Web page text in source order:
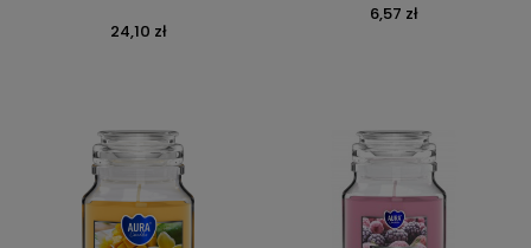
Cena
24,10 zł
Cena
6,57 zł